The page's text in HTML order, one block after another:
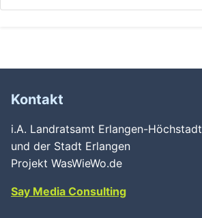
Kontakt
i.A. Landratsamt Erlangen-Höchstadt
und der Stadt Erlangen
Projekt WasWieWo.de
Say Media Consulting